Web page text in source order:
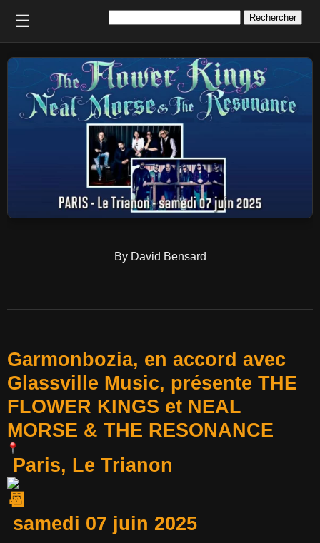
☰
By David Bensard
Garmonbozia, en accord avec
Glassville Music, présente THE
FLOWER KINGS et NEAL
MORSE & THE RESONANCE
Paris, Le Trianon
samedi 07 juin 2025